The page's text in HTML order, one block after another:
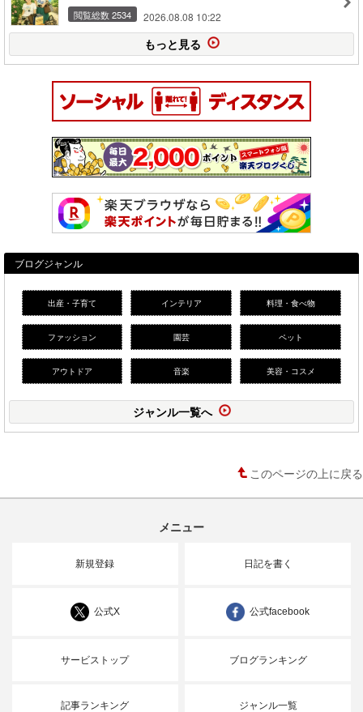
閲覧総数 2534 2026.08.08 10:22
もっと見る
ブログジャンル
出産・子育て インテリア 料理・食べ物
ファッション 園芸 ペット
アウトドア 音楽 美容・コスメ
ジャンル一覧へ
このページの上に戻る
メニュー
新規登録 日記を書く
公式X 公式facebook
サービストップ ブログランキング
記事ランキング ジャンル一覧